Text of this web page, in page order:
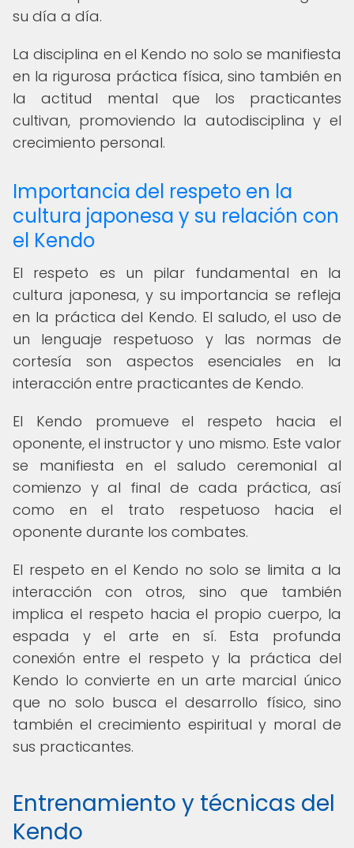
su día a día.
La disciplina en el Kendo no solo se manifiesta
en la rigurosa práctica física, sino también en
la actitud mental que los practicantes
cultivan, promoviendo la autodisciplina y el
crecimiento personal.
Importancia del respeto en la
cultura japonesa y su relación con
el Kendo
El respeto es un pilar fundamental en la
cultura japonesa, y su importancia se refleja
en la práctica del Kendo. El saludo, el uso de
un lenguaje respetuoso y las normas de
cortesía son aspectos esenciales en la
interacción entre practicantes de Kendo.
El Kendo promueve el respeto hacia el
oponente, el instructor y uno mismo. Este valor
se manifiesta en el saludo ceremonial al
comienzo y al final de cada práctica, así
como en el trato respetuoso hacia el
oponente durante los combates.
El respeto en el Kendo no solo se limita a la
interacción con otros, sino que también
implica el respeto hacia el propio cuerpo, la
espada y el arte en sí. Esta profunda
conexión entre el respeto y la práctica del
Kendo lo convierte en un arte marcial único
que no solo busca el desarrollo físico, sino
también el crecimiento espiritual y moral de
sus practicantes.
Entrenamiento y técnicas del
Kendo